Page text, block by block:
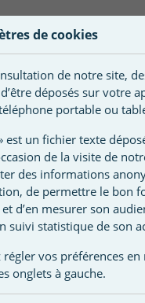
Surpresseur
1 cv Tri Noir
Créer une
de cookies
de notre site,
déposés sur votre
portable ou
est un fichier texte
de la visite de
des informations
de permettre le bon
d’en mesurer son
suivi statistique de son
régler vos préférences
onglets à gauche.